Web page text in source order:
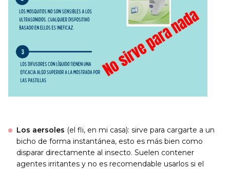
Los aersoles (el fli, en mi casa): sirve para cargarte a un
bicho de forma instantánea, esto es más bien como
disparar directamente al insecto. Suelen contener
agentes irritantes y no es recomendable usarlos si el